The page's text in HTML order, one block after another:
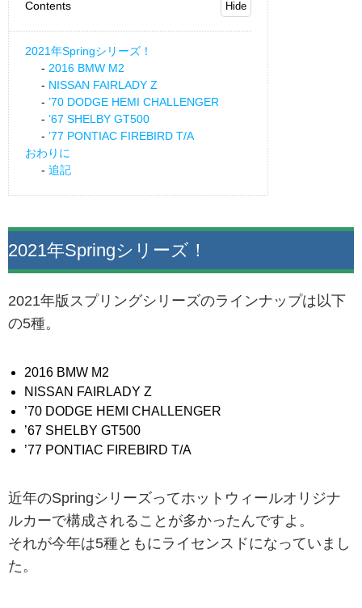
Contents
2021年Springシリーズ！
2016 BMW M2
NISSAN FAIRLADY Z
’70 DODGE HEMI CHALLENGER
’67 SHELBY GT500
’77 PONTIAC FIREBIRD T/A
おわりに
追記
2021年Springシリーズ！
2021年版スプリングシリーズのラインナップは以下
の5種。
2016 BMW M2
NISSAN FAIRLADY Z
’70 DODGE HEMI CHALLENGER
’67 SHELBY GT500
’77 PONTIAC FIREBIRD T/A
近年のSpringシリーズってホットウィールオリジナ
ルカーで構成されることが多かったんですよ。
それが今年は5種ともにライセンスドになっていまし
た。